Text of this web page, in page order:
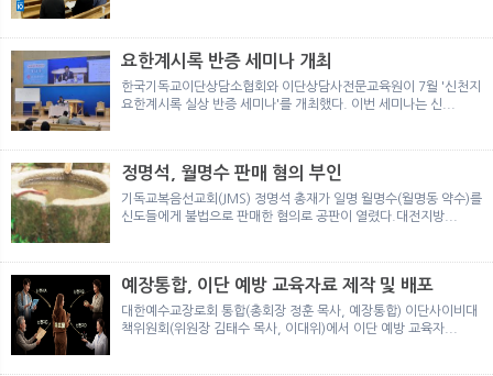
요한계시록 반증 세미나 개최
한국기독교이단상담소협회와 이단상담사전문교육원이 7월 '신천지
요한계시록 실상 반증 세미나'를 개최했다. 이번 세미나는 신...
정명석, 월명수 판매 혐의 부인
기독교복음선교회(JMS) 정명석 총재가 일명 월명수(월명동 약수)를
신도들에게 불법으로 판매한 혐의로 공판이 열렸다.대전지방...
예장통합, 이단 예방 교육자료 제작 및 배포
대한예수교장로회 통합(총회장 정훈 목사, 예장통합) 이단사이비대
책위원회(위원장 김태수 목사, 이대위)에서 이단 예방 교육자...